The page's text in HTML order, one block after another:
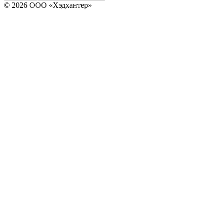
© 2026 ООО «Хэдхантер»